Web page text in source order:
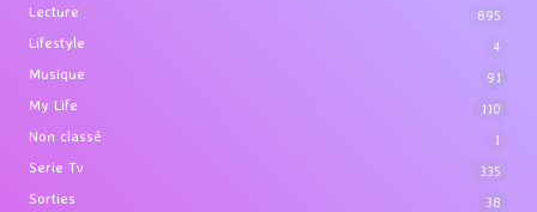
Lecture 895
Lifestyle 4
Musique 91
My Life 110
Non classé 1
Serie Tv 335
Sorties 38